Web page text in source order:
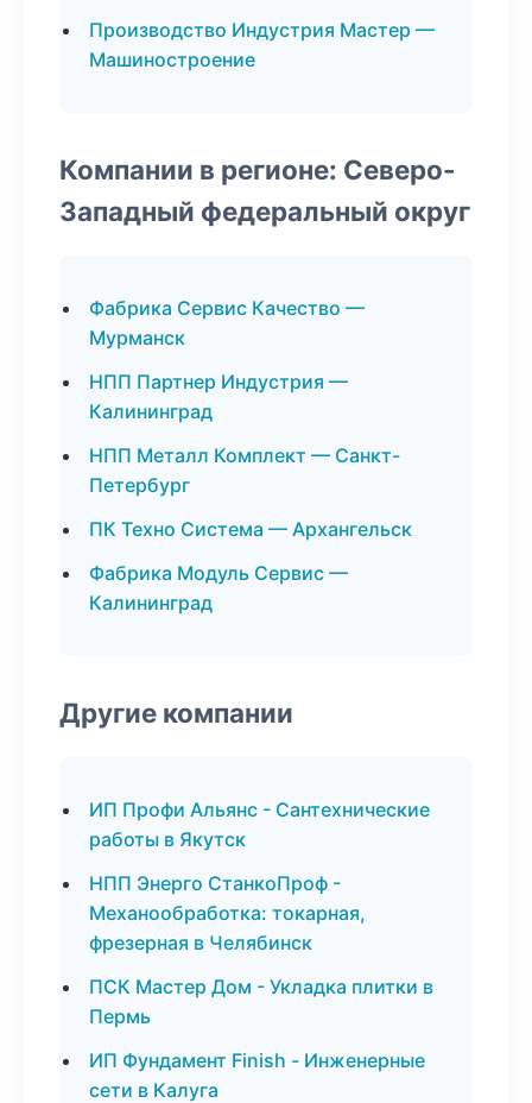
Производство Индустрия Мастер —
Машиностроение
Компании в регионе: Северо-
Западный федеральный округ
Фабрика Сервис Качество —
Мурманск
НПП Партнер Индустрия —
Калининград
НПП Металл Комплект — Санкт-
Петербург
ПК Техно Система — Архангельск
Фабрика Модуль Сервис —
Калининград
Другие компании
ИП Профи Альянс - Сантехнические
работы в Якутск
НПП Энерго СтанкоПроф -
Механообработка: токарная,
фрезерная в Челябинск
ПСК Мастер Дом - Укладка плитки в
Пермь
ИП Фундамент Finish - Инженерные
сети в Калуга